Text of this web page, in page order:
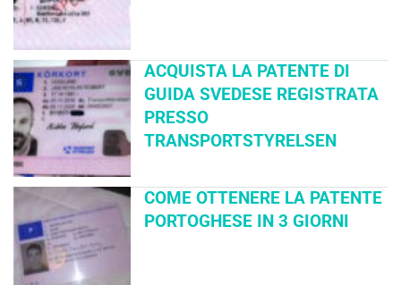
ACQUISTA LA PATENTE DI
GUIDA SVEDESE REGISTRATA
PRESSO
TRANSPORTSTYRELSEN
COME OTTENERE LA PATENTE
PORTOGHESE IN 3 GIORNI